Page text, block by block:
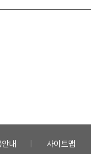
내 사이트맵